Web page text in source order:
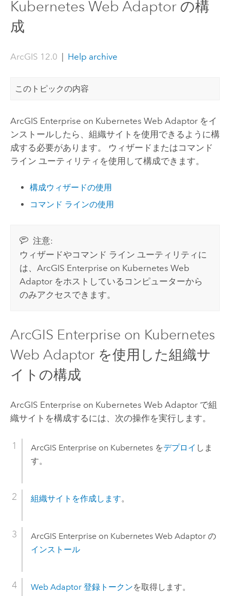
Kubernetes Web Adaptor の構
成
ArcGIS 12.0 Help archive
このトピックの内容
ArcGIS Enterprise on Kubernetes Web Adaptorをイ
ンストールしたら、組織サイトを使用できるように構
成する必要があります。 ウィザードまたはコマンド
ライン ユーティリティを使用して構成できます。
構成ウィザードの使用
コマンド ラインの使用
注意:
ウィザードやコマンド ライン ユーティリティに
は、ArcGIS Enterprise on Kubernetes Web
Adaptor をホストしているコンピューターから
のみアクセスできます。
ArcGIS Enterprise on Kubernetes
Web Adaptorを使用した組織サ
イトの構成
ArcGIS Enterprise on Kubernetes Web Adaptorで組
織サイトを構成するには、次の操作を実行します。
ArcGIS Enterprise on Kubernetesをデプロイ しま
す。
組織サイトを作成します。
ArcGIS Enterprise on Kubernetes Web Adaptorの
インストール
Web Adaptor 登録トークンを取得します。